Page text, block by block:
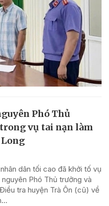
Phó Thủ
vụ tai nạn làm
dân tối cao đã khởi tố vụ
Phó Thủ trưởng và
tra huyện Trà Ôn (cũ) về